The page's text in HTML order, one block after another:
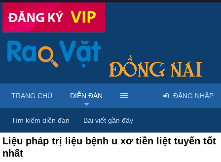
Diễn đàn ... Dược phẩm, y tế & sách báo
Liệu pháp trị liệu bệnh u xơ tiền liệt tuyến tốt
nhất
TRANG CHỦ DIỄN ĐÀN
Tìm kiếm diễn đàn Bài viết gần đây
ĐĂNG NHẬP